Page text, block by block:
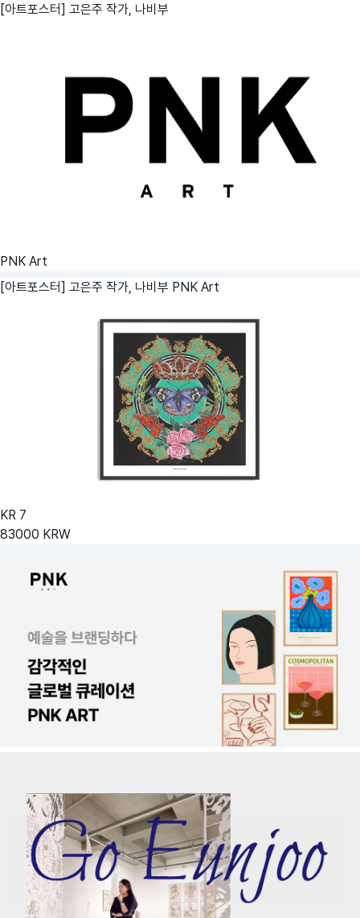
[아트포스터] 고은주 작가, 나비부
PNK Art
[아트포스터] 고은주 작가, 나비부 PNK Art
KR 7
83000 KRW